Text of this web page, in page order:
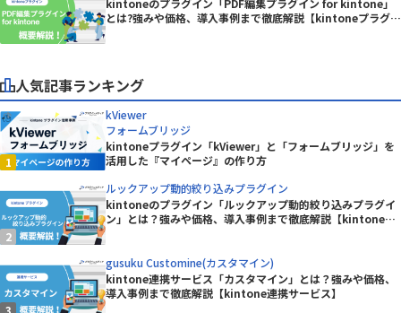
kintoneのプラグイン「PDF編集プラグイン for kintone」
とは?強みや価格、導入事例まで徹底解説【kintoneプラグイ
人気記事ランキング
kViewer
フォームブリッジ
kintoneプラグイン「kViewer」と「フォームブリッジ」を
活用した『マイページ』の作り方
ルックアップ動的絞り込みプラグイン
kintoneのプラグイン「ルックアップ動的絞り込みプラグイ
ン」とは？強みや価格、導入事例まで徹底解説【kintoneプ
gusuku Customine(カスタマイン)
kintone連携サービス「カスタマイン」とは？強みや価格、
導入事例まで徹底解説【kintone連携サービス】